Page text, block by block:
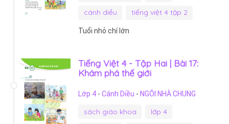
cánh diều
tiếng việt 4 tập 2
Tuổi nhỏ chí lớn
Tiếng Việt 4 - Tập Hai | Bài 17:
Khám phá thế giới
Lớp 4 - Cánh Diều - NGÔI NHÀ CHUNG
sách giáo khoa
lớp 4